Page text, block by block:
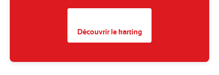
Découvrir le karting